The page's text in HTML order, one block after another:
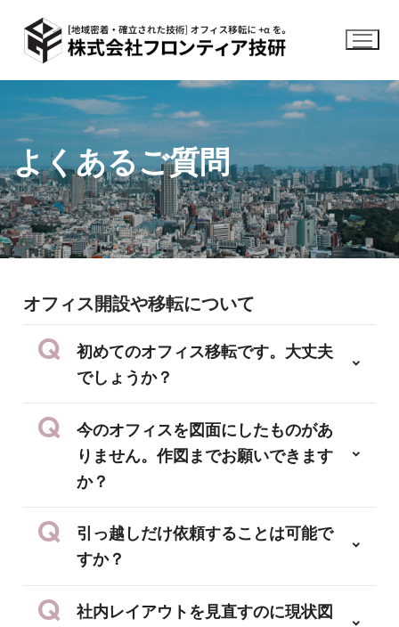
へ
ッ
プ
よくあるご質問
オフィス開設や移転について
初めてのオフィス移転です。大丈夫
でしょうか？
今のオフィスを図面にしたものがあ
りません。作図までお願いできます
か？
引っ越しだけ依頼することは可能で
すか？
社内レイアウトを見直すのに現状図